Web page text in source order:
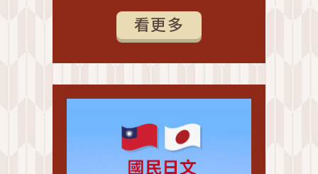
看更多